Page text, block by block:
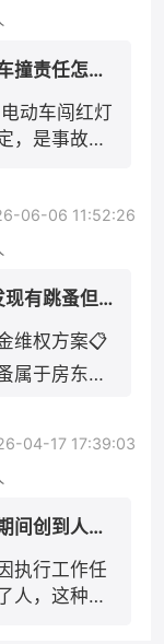
担30%。这是
出现，概率很
任，个人额外
服，可在收到
极低（标的1
若租赁合同
键
”抗辩：合同
东先违约在
； 3. 若房东
吗？
根据法律规
工作任务"，
否正在为单位
行单位指派的
通事故，通常
理，法院通常
务关系，公司
三者责任险
公司在保险合
分再由用人单
元，通常在保
、公司
一条同时规
以向有故意或
如故意撞人、
事故等，那么
索部分或全部
比如正常的驾
大过失程
当事人：骑电动闯红灯被车撞责任怎么划分 帮问助手：你是哪一方？ 当事人：骑电动车方 帮问助手：报警了吗？认定书出了吗？责任怎么划分的？ 当事人：已报未定责 帮问助手：有没有人受伤？车损严重吗？ 当事人：有人受伤 帮问助手：伤到哪了？医疗费大概花了多少？ 当事人：轻伤
，是事故主
次责（30%
车全责；
，机动车次
然会优先赔
残相关损失
，基本可以
额的部分，
担。 2. 损
付 → 不足部
次要责任比
06-06 11:52:26
当事人：房产纠纷: 租房发现有跳蚤但是签了合同想退房房东不退押金还扣一千
维权方案📋
属于房东违
，屋内大面
住标准，属
还押金，房
。 核心
景
照片、消杀
04-17 17:39:03
当事人：在快递公司上班期间创到人，公司需不需要报一些医药费 帮问助手：是否在工作任务中撞人？ 当事人：是工作任务 帮问助手：伤者医药费花了多少？ 当事人：几千元
执行工作任
人，这种情